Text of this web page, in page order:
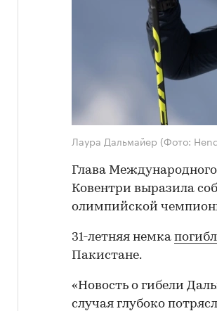
Лаура Дальмайер (Фото:
Глава
Ковентри выразила
олимпийской
31-летняя немка
Пакистане.
«Новость о гибели
случая глубоко